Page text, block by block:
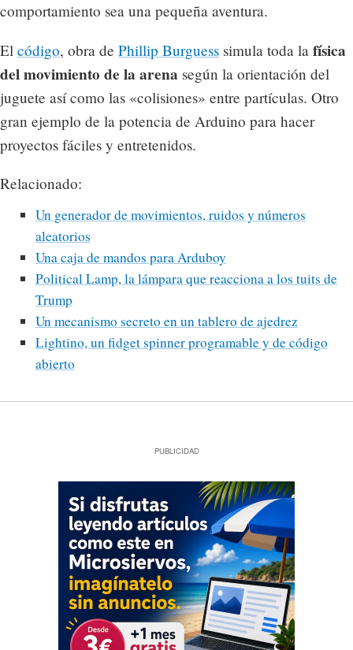
comportamiento sea una pequeña aventura.
El código, obra de Phillip Burguess simula toda la física
del movimiento de la arena según la orientación del
juguete así como las «colisiones» entre partículas. Otro
gran ejemplo de la potencia de Arduino para hacer
proyectos fáciles y entretenidos.
Relacionado:
Un generador de movimientos, ruidos y números
aleatorios
Una caja de mandos para Arduboy
Political Lamp, la lámpara que reacciona a los tuits de
Trump
Un mecanismo secreto en un tablero de ajedrez
Lightino, un fidget spinner programable y de código
abierto
PUBLICIDAD